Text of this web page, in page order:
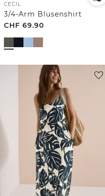
CECIL
3/4-Arm Blusenshirt
CHF 69.90